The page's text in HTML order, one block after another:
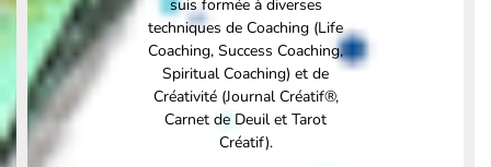
suis formée à diverses
techniques de Coaching (Life
Coaching, Success Coaching,
Spiritual Coaching) et de
Créativité (Journal Créatif®,
Carnet de Deuil et Tarot
Créatif).